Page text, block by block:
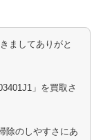
ましてありがと
」を買取さ
除のしやすさにあ